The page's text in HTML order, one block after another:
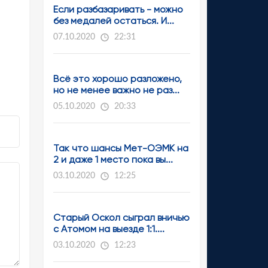
Если разбазаривать - можно
без медалей остаться. И...
07.10.2020 22:31
Всё это хорошо разложено,
но не менее важно не раз...
05.10.2020 20:33
Так что шансы Мет-ОЭМК на
2 и даже 1 место пока вы...
03.10.2020 12:25
Старый Оскол сыграл вничью
с Атомом на выезде 1:1....
03.10.2020 12:23